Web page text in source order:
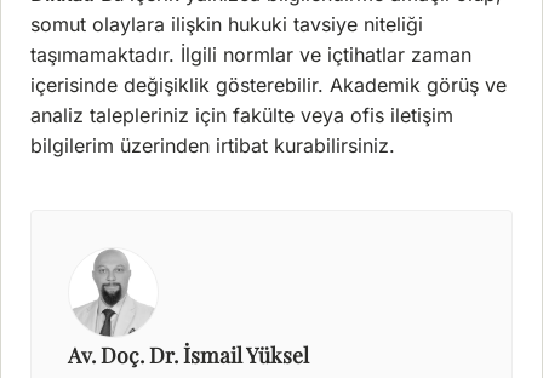
somut olaylara ilişkin hukuki tavsiye niteliği
taşımamaktadır. İlgili normlar ve içtihatlar zaman
içerisinde değişiklik gösterebilir. Akademik görüş ve
analiz talepleriniz için fakülte veya ofis iletişim
bilgilerim üzerinden irtibat kurabilirsiniz.
Av. Doç. Dr. İsmail Yüksel